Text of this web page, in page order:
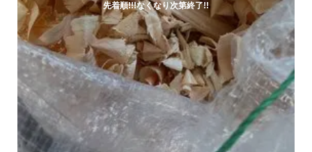
先着順!!!なくなり次第終了!!